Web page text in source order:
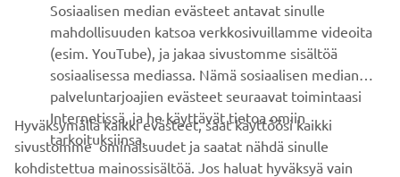
UUTISKIRJE
Ole ensimmäinen, joka kuulee uusimmista tarjouksista,
erikoistapahtumista, uusista julkaisuista ja paljon muuta...
TILAA
Sosiaalisen median evästeet antavat sinulle
mahdollisuuden katsoa verkkosivuillamme videoita
(esim. YouTube), ja jakaa sivustomme sisältöä
sosiaalisessa mediassa. Nämä sosiaalisen median
palveluntarjoajien evästeet seuraavat toimintaasi
Internetissä, ja he käyttävät tietoa omiin
tarkoituksiinsa.
Hyväksymällä kaikki evästeet, saat käyttöösi kaikki
sivustomme ominaisuudet ja saatat nähdä sinulle
kohdistettua mainossisältöä. Jos haluat hyväksyä vain